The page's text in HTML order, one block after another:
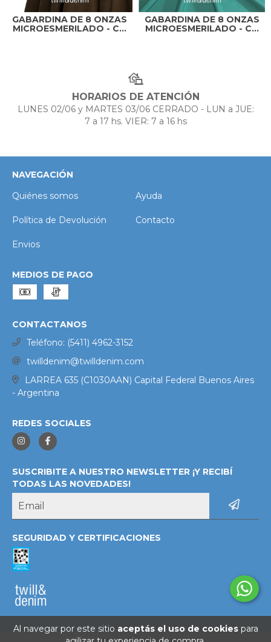
Al navegar por este sitio aceptás el uso de cookiespara
GABARDINA DE 8 ONZAS
MICROESMERILADO - C...
GABARDINA DE 8 ONZAS
MICROESMERILADO - C...
HORARIOS DE ATENCIÓN
LUNES 02/06 y MARTES 03/06 CERRADO - LUN a JUE:
7 a 17 hs. VIER: 7 a 16 hs
NAVEGACIÓN
Quiénes somos
Ayuda
Política de Devolución Contacto
Envios
MEDIOS DE PAGO
CONTACTANOS
Teléfono: (5411) 4962-3152
twilldenim@twilldenim.com
LARREA 635 (C1030AAN) Capital Federal Buenos Aires
- Argentina
REDES SOCIALES
SUSCRIBITE A NUESTRO NEWSLETTER ¡Y RECIBÍ
TODAS LAS NOVEDADES!
SEGURIDAD Y CERTIFICACIONES